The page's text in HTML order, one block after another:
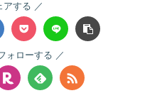
アする
ォローする